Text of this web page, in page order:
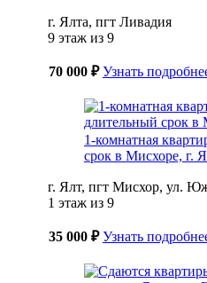
г. Ялта, пгт Ливадия
9 этаж из 9
70 000 ₽ Узнать
1-комнатная
срок в Мисхоре, г.
г. Ялт, пгт Мисхор, ул.
1 этаж из 9
35 000 ₽ Узнать